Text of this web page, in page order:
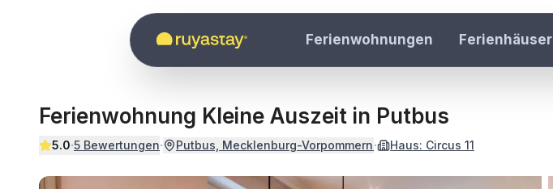
Zum Hauptinhalt springen
Ferienwohnungen
Ferienhäuser
Ferienwohnung Kleine Auszeit in Putbus
5.0·5 Bewertungen· Putbus, Mecklenburg-Vorpommern· Haus: Circus 11